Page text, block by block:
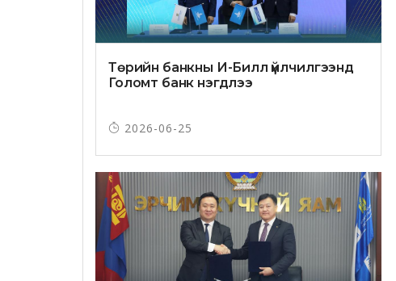
Төрийн банкны И-Билл үйлчилгээнд
Голомт банк нэгдлээ
2026-06-25